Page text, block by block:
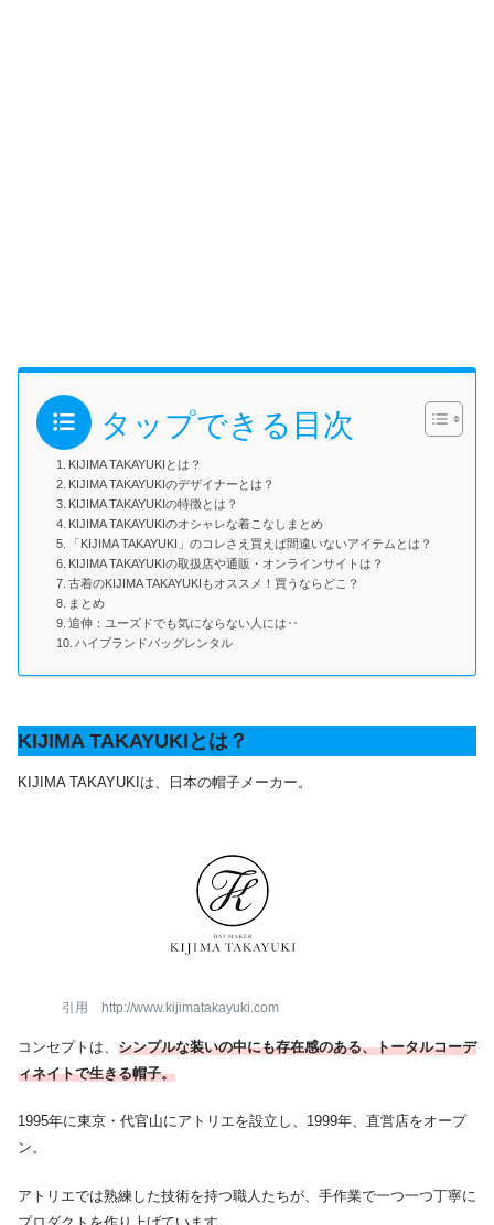
タップできる目次
KIJIMA TAKAYUKIとは？
KIJIMA TAKAYUKIのデザイナーとは？
KIJIMA TAKAYUKIの特徴とは？
KIJIMA TAKAYUKIのオシャレな着こなしまとめ
「KIJIMA TAKAYUKI」のコレさえ買えば間違いないアイテムとは？
KIJIMA TAKAYUKIの取扱店や通販・オンラインサイトは？
古着のKIJIMA TAKAYUKIもオススメ！買うならどこ？
まとめ
追伸：ユーズドでも気にならない人には‥
ハイブランドバッグレンタル
KIJIMA TAKAYUKIとは？
KIJIMA TAKAYUKIは、日本の帽子メーカー。
引用 http://www.kijimatakayuki.com
コンセプトは、 シンプルな装いの中にも存在感のある、トータルコーデ
ィネイトで生きる帽子。
1995年に東京・代官山にアトリエを設立し、1999年、直営店をオープ
ン。
アトリエでは熟練した技術を持つ職人たちが、手作業で一つ一つ丁寧に